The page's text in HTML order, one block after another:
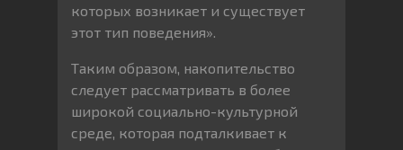
которых возникает и существует
этот тип поведения».
Таким образом, накопительство
следует рассматривать в более
широкой социально-культурной
среде, которая подталкивает к